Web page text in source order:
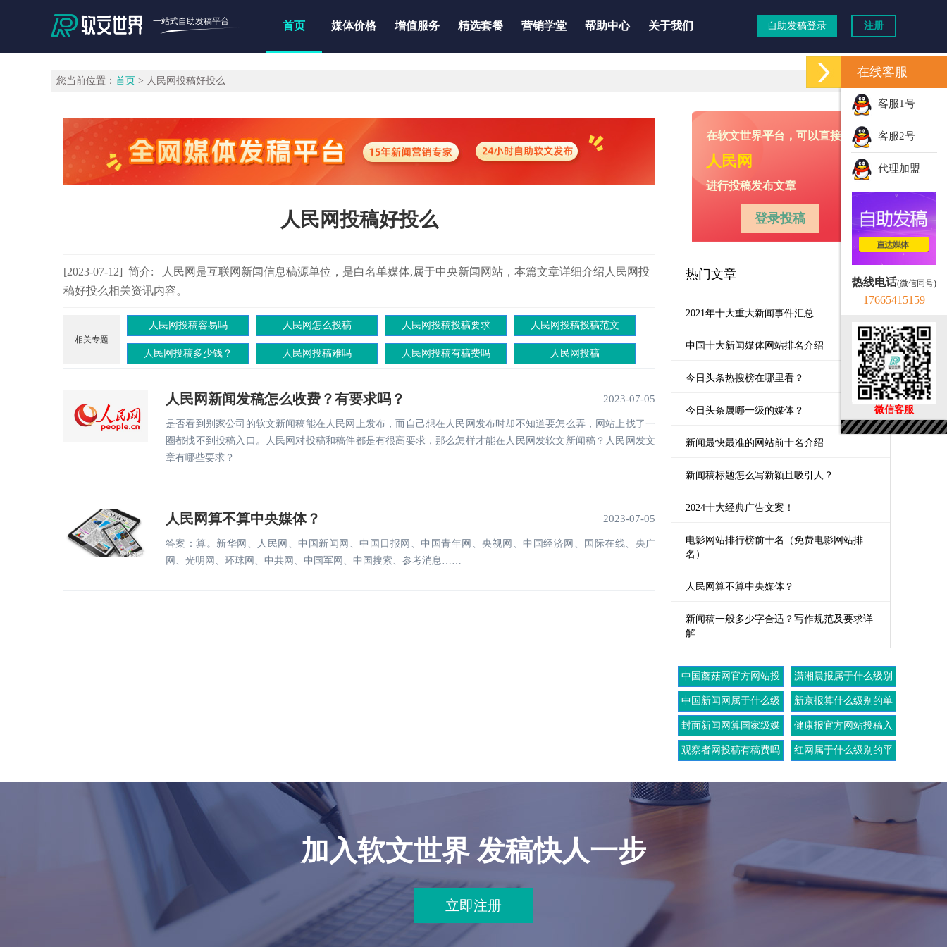
一站式自助发稿平台 首页 媒体价格 增值服务 精选套餐 营销学堂 帮助中心 关于我们 自助发稿登录 注册
您当前位置： 首页 > 人民网投稿好投么
人民网投稿好投么
[2023-07-12] 简介: 人民网是互联网新闻信息稿源单位，是白名单媒体,属于中央新闻网站，本篇文章详细介绍人民网投
稿好投么相关资讯内容。
相关专题
人民网投稿容易吗 人民网怎么投稿 人民网投稿投稿要求 人民网投稿投稿范文
人民网投稿多少钱？ 人民网投稿难吗 人民网投稿有稿费吗 人民网投稿
人民网新闻发稿怎么收费？有要求吗？ 2023-07-05
是否看到别家公司的软文新闻稿能在人民网上发布，而自己想在人民网发布时却不知道要怎么弄，网站上找了一
圈都找不到投稿入口。人民网对投稿和稿件都是有很高要求，那么怎样才能在人民网发软文新闻稿？人民网发文
章有哪些要求？
人民网算不算中央媒体？ 2023-07-05
答案：算。新华网、人民网、中国新闻网、中国日报网、中国青年网、央视网、中国经济网、国际在线、央广
网、光明网、环球网、中共网、中国军网、中国搜索、参考消息……
在软文世界平台，可以直接向
人民网
进行投稿发布文章
登录投稿
热门文章
2021年十大重大新闻事件汇总
中国十大新闻媒体网站排名介绍
今日头条热搜榜在哪里看？
今日头条属哪一级的媒体？
新闻最快最准的网站前十名介绍
新闻稿标题怎么写新颖且吸引人？
2024十大经典广告文案！
电影网站排行榜前十名（免费电影网站排
名）
人民网算不算中央媒体？
新闻稿一般多少字合适？写作规范及要求详
解
中国蘑菇网官方网站投
稿入口
潇湘晨报属于什么级别
的媒体
中国新闻网属于什么级
别的媒体
新京报算什么级别的单
位
封面新闻网算国家级媒
体吗
健康报官方网站投稿入
口
观察者网投稿有稿费吗
红网属于什么级别的平
加入软文世界 发稿快人一步
立即注册
在线客服
客服1号
客服2号
代理加盟
热线电话(微信同号)
17665415159
微信客服